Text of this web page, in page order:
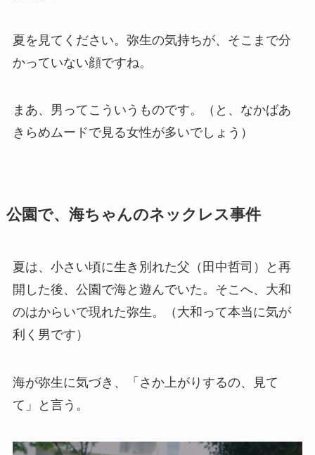
夏を見てください。弥生の気持ちが、そこまで分
かっていない顔ですね。
まあ、男ってこういうものです。（と、なかばあ
きらめムードで見る女性が多いでしょう）
公園で、海ちゃんのネックレス事件
夏は、小さい頃に生き別れた父（田中哲司）と再
開した後、公園で海と遊んでいた。そこへ、大和
のはからいで現れた弥生。（大和って本当に気が
利く男です）
海が弥生に気づき、「さか上がりするの、見て
て」と言う。